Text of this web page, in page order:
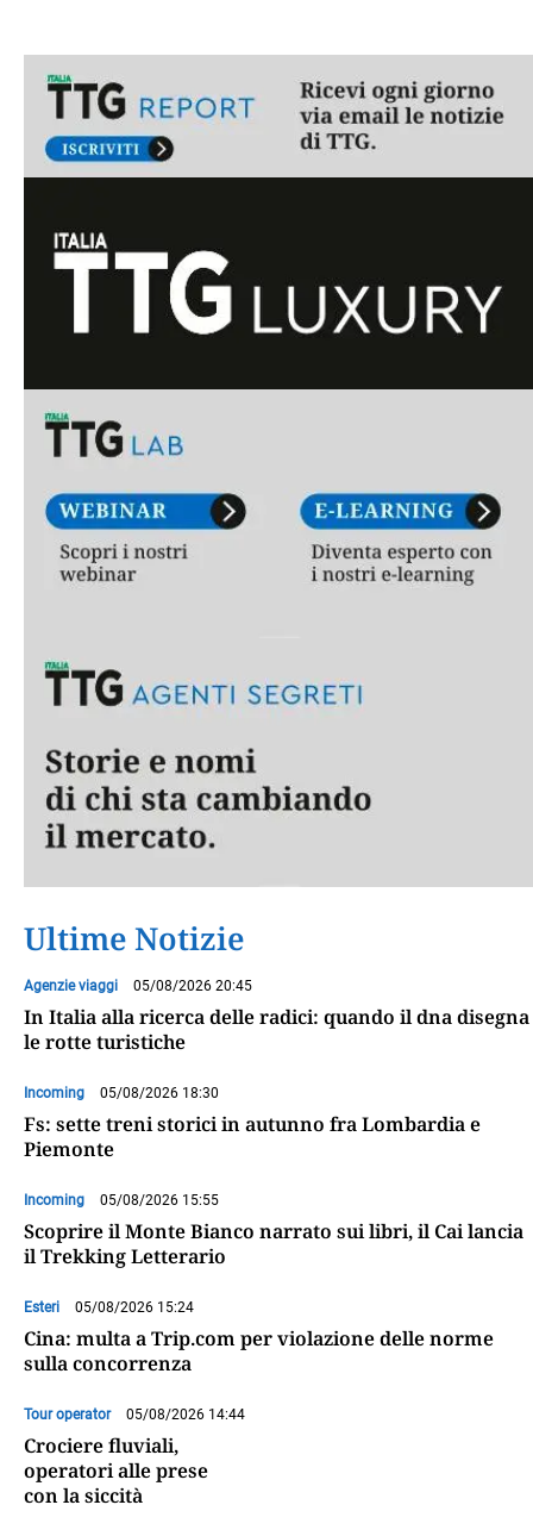
Ultime Notizie
Agenzie viaggi 05/08/2026 20:45
In Italia alla ricerca delle radici: quando il dna disegna
le rotte turistiche
Incoming 05/08/2026 18:30
Fs: sette treni storici in autunno fra Lombardia e
Piemonte
Incoming 05/08/2026 15:55
Scoprire il Monte Bianco narrato sui libri, il Cai lancia
il Trekking Letterario
Esteri 05/08/2026 15:24
Cina: multa a Trip.com per violazione delle norme
sulla concorrenza
Tour operator 05/08/2026 14:44
Crociere fluviali,
operatori alle prese
con la siccità